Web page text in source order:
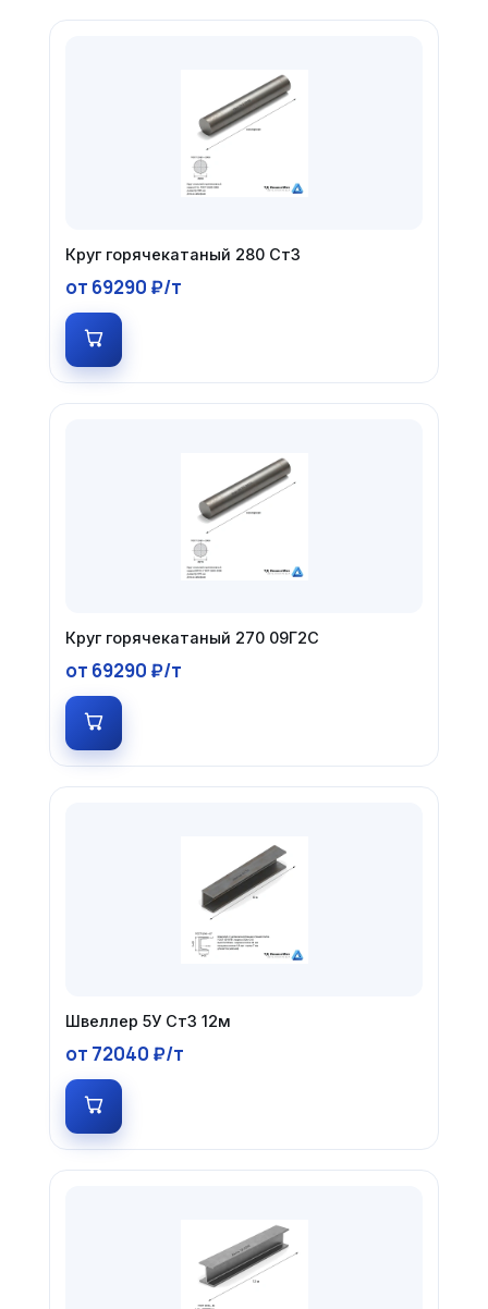
Круг горячекатаный 280 Ст3
от 69290 ₽/т
Круг горячекатаный 270 09Г2С
от 69290 ₽/т
Швеллер 5У Ст3 12м
от 72040 ₽/т